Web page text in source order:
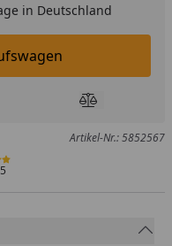
in Deutschland
Einkaufswagen legen
hinzufügenProdukt
Artikel-Nr.: 5852567